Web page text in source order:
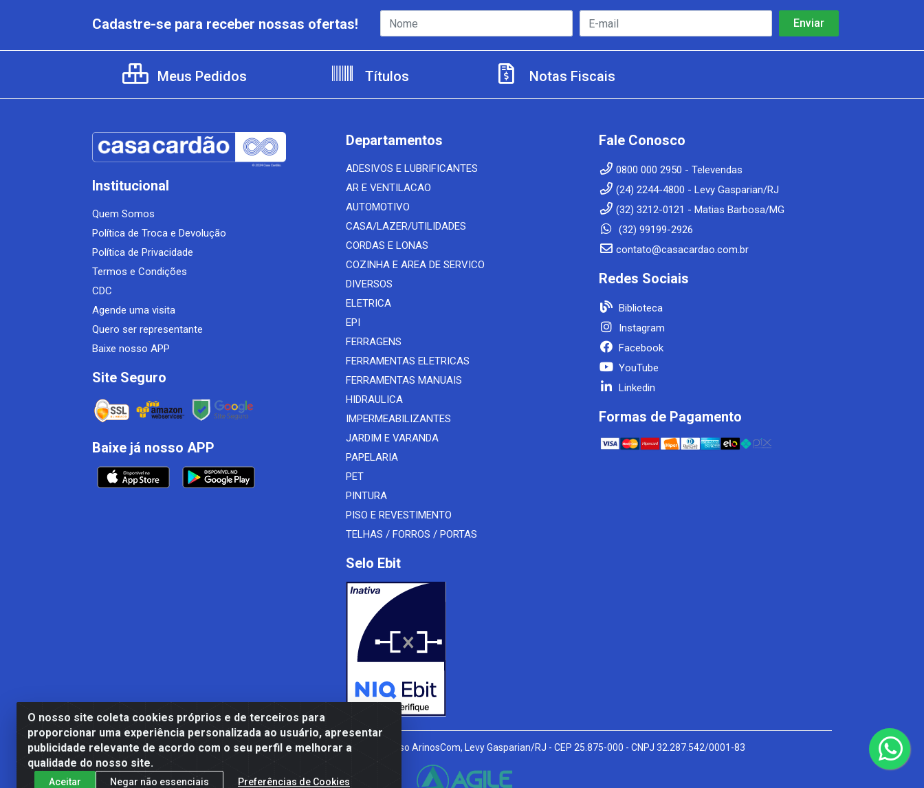
O nosso site coleta cookies próprios e de terceiros para
proporcionar uma experiência personalizada ao usuário, apresentar
publicidade relevante de acordo com o seu perfil e melhorar a
qualidade do nosso site.
Aceitar Negar não essenciais Preferências de Cookies
Cadastre-se para receber nossas ofertas!
Meus Pedidos Títulos Notas Fiscais
Institucional
Quem Somos
Política de Troca e Devolução
Política de Privacidade
Termos e Condições
CDC
Agende uma visita
Quero ser representante
Baixe nosso APP
Site Seguro
Baixe já nosso APP
Departamentos
ADESIVOS E LUBRIFICANTES
AR E VENTILACAO
AUTOMOTIVO
CASA/LAZER/UTILIDADES
CORDAS E LONAS
COZINHA E AREA DE SERVICO
DIVERSOS
ELETRICA
EPI
FERRAGENS
FERRAMENTAS ELETRICAS
FERRAMENTAS MANUAIS
HIDRAULICA
IMPERMEABILIZANTES
JARDIM E VARANDA
PAPELARIA
PET
PINTURA
PISO E REVESTIMENTO
TELHAS / FORROS / PORTAS
Selo Ebit
Fale Conosco
0800 000 2950 - Televendas
(24) 2244-4800 - Levy Gasparian/RJ
(32) 3212-0121 - Matias Barbosa/MG
(32) 99199-2926
contato@casacardao.com.br
Redes Sociais
Biblioteca
Instagram
Facebook
YouTube
Linkedin
Formas de Pagamento
Casa Cardão LTDA - Av. Amaral Peixoto, 910 - Afonso ArinosCom, Levy Gasparian/RJ - CEP 25.875-000 - CNPJ 32.287.542/0001-83